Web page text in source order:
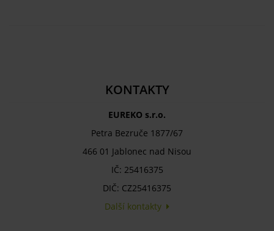
KONTAKTY
EUREKO s.r.o.
Petra Bezruče 1877/67
466 01 Jablonec nad Nisou
IČ: 25416375
DIČ: CZ25416375
Další kontakty